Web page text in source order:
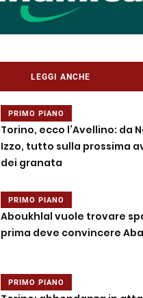
LEGGI ANCHE
PRIMO PIANO
Torino, ecco l’Avellino: da
Izzo, tutto sulla prossima
dei granata
PRIMO PIANO
Aboukhlal vuole trovare
prima deve convincere
PRIMO PIANO